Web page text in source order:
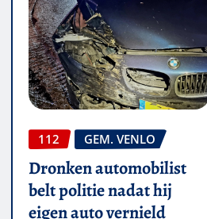
112 GEM. VENLO
Dronken automobilist
belt politie nadat hij
eigen auto vernield